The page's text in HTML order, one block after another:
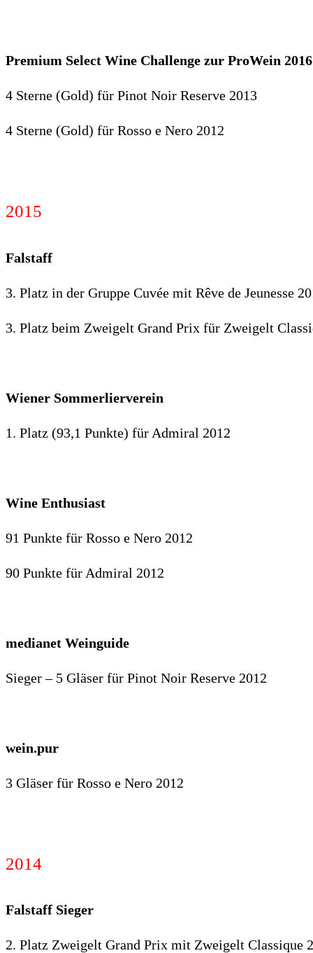
Premium Select Wine Challenge zur ProWein 2016
4 Sterne (Gold) für Pinot Noir Reserve 2013
4 Sterne (Gold) für Rosso e Nero 2012
2015
Falstaff
3. Platz in der Gruppe Cuvée mit Rêve de Jeunesse
3. Platz beim Zweigelt Grand Prix für Zweigelt
Wiener Sommerlierverein
1. Platz (93,1 Punkte) für Admiral 2012
Wine Enthusiast
91 Punkte für Rosso e Nero 2012
90 Punkte für Admiral 2012
medianet Weinguide
Sieger – 5 Gläser für Pinot Noir Reserve 2012
wein.pur
3 Gläser für Rosso e Nero 2012
2014
Falstaff Sieger
2. Platz Zweigelt Grand Prix mit Zweigelt Classique